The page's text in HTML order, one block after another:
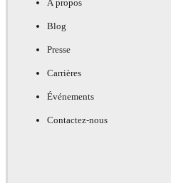
À propos
Blog
Presse
Carrières
Événements
Contactez-nous